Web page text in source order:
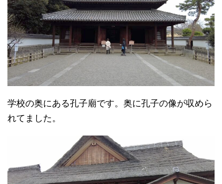
学校の奥にある孔子廟です。奥に孔子の像が収めら
れてました。